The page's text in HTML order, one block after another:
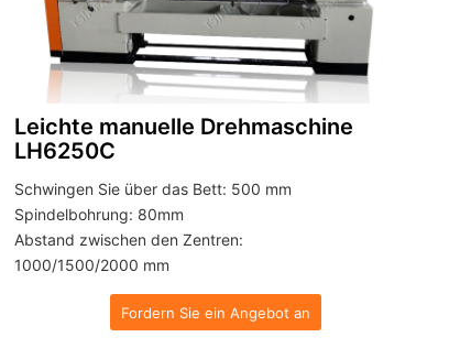
Leichte manuelle Drehmaschine
LH6250C
Schwingen Sie über das Bett: 500 mm
Spindelbohrung: 80mm
Abstand zwischen den Zentren:
1000/1500/2000 mm
Fordern Sie ein Angebot an